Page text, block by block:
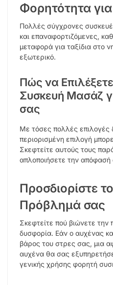
Φορητότητα για
Πολλές σύγχρονες
και επαναφορτιζόμενες,
μεταφορά για ταξίδια στο
εξωτερικό.
Πώς να
Συσκευή Μασάζ
σας
Με τόσες πολλές επιλογές
περιορισμένη επιλογή
Σκεφτείτε αυτούς τους
απλοποιήσετε την απόφασή
Προσδιορίστε
Πρόβλημά σας
Σκεφτείτε πού βιώνετε
δυσφορία. Εάν ο αυχένας
βάρος του στρες σας, μια
αυχένα θα σας
γενικής χρήσης φορητή